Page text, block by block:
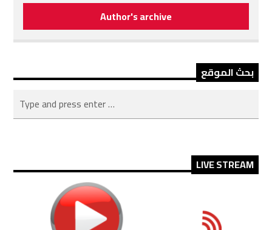
Author's archive
بحث الموقع
LIVE STREAM